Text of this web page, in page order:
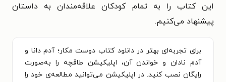
این کتاب را به تمام کودکان علاقه‌مندان به داستان
پیشنهاد می‌کنیم.
برای تجربه‌ای بهتر در دانلود کتاب دوست مکار؛ آدم دانا و
آدم نادان و خواندن آن، اپلیکیشن طاقچه را به‌صورت
رایگان نصب کنید. در اپلیکیشن می‌توانید مطالعه‌ی خود را